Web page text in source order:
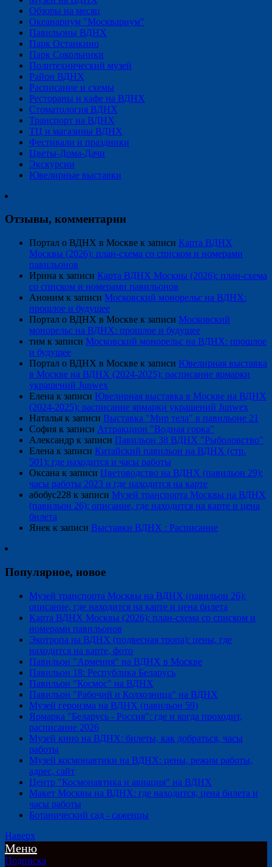
Обзоры на месяц
Океанариум "Москвариум"
Павильоны ВДНХ
Парк Останкино
Парк Сокольники
Политехнический музей
Район ВДНХ
Расписание и схемы
Рестораны и кафе на ВДНХ
Стоматология ВДНХ
Транспорт на ВДНХ
ТЦ и магазины ВДНХ
Фестивали и праздники
Цветы-Дома-Дачи
Экскурсии
Ювелирные выставки
Отзывы, комментарии
Портал о ВДНХ в Москве к записи Карта ВДНХ
Москвы (2026): план-схема со списком и номерами
павильонов
Ирина к записи Карта ВДНХ Москвы (2026): план-схема
со списком и номерами павильонов
Аноним к записи Московский монорельс на ВДНХ:
прошлое и будущее
Портал о ВДНХ в Москве к записи Московский
монорельс на ВДНХ: прошлое и будущее
тим к записи Московский монорельс на ВДНХ: прошлое
и будущее
Портал о ВДНХ в Москве к записи Ювелирная выставка
в Москве на ВДНХ (2024-2025): расписание ярмарки
украшений Junwex
Елена к записи Ювелирная выставка в Москве на ВДНХ
(2024-2025): расписание ярмарки украшений Junwex
Наталья к записи Выставка "Мир тела" в павильоне 21
София к записи Аттракцион "Водная горка"
Александр к записи Павильон 38 ВДНХ "Рыболовство"
Елена к записи Китайский павильон на ВДНХ (стр.
501): где находится и часы работы
Оксана к записи Цветоводство на ВДНХ (павильон 29):
часы работы 2023 и где находится на карте
абобус228 к записи Музей транспорта Москвы на ВДНХ
(павильон 26): описание, где находится на карте и цена
билета
Янек к записи Выставки ВДНХ : Расписание
Популярное, новое
Музей транспорта Москвы на ВДНХ (павильон 26):
описание, где находится на карте и цена билета
Карта ВДНХ Москвы (2026): план-схема со списком и
номерами павильонов
Экотропа на ВДНХ (подвесная тропа): цены, где
находится на карте, фото
Павильон "Армения" на ВДНХ в Москве
Павильон 18: Республика Беларусь
Павильон "Космос" на ВДНХ
Павильон "Рабочий и Колхозница" на ВДНХ
Музей героизма на ВДНХ (павильон 59)
Ярмарка "Беларусь - Россия": где и когда проходит,
расписание 2026
Музей кино на ВДНХ: билеты, как добраться, часы
работы
Музей космонавтики на ВДНХ: цены, режим работы,
адрес, сайт
Центр "Космонавтика и авиация" на ВДНХ
Макет Москвы на ВДНХ: где находится, цена билета и
часы работы
Ботанический сад - саженцы
Наверх
Меню
Подписка